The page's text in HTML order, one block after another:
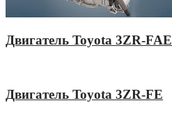
Двигатель Toyota 3ZR-FAE
Двигатель Toyota 3ZR-FE